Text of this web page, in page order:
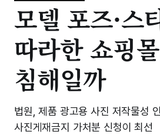
모델 포즈·스
따라한 쇼핑
침해일까
법원, 제품 광고용 사진 저작물성
사진게재금지 가처분 신청이 최선